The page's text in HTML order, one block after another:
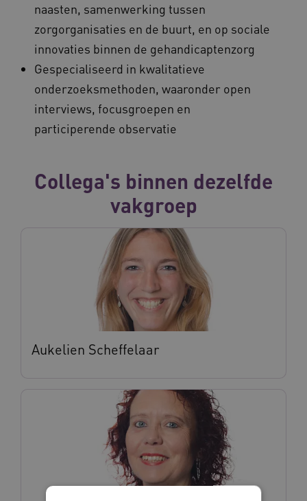
naasten, samenwerking tussen
zorgorganisaties en de buurt, en op sociale
innovaties binnen de gehandicaptenzorg
Gespecialiseerd in kwalitatieve
onderzoeksmethoden, waaronder open
interviews, focusgroepen en
participerende observatie
Collega's binnen dezelfde
vakgroep
Aukelien Scheffelaar